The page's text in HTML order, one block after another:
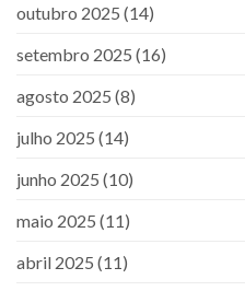
outubro 2025 (14)
setembro 2025 (16)
agosto 2025 (8)
julho 2025 (14)
junho 2025 (10)
maio 2025 (11)
abril 2025 (11)